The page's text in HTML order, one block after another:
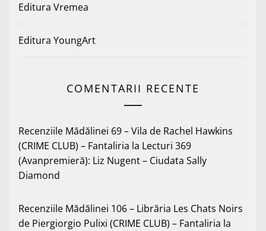
Editura Vremea
Editura YoungArt
COMENTARII RECENTE
Recenziile Mădălinei 69 – Vila de Rachel Hawkins
(CRIME CLUB) – Fantaliria la Lecturi 369
(Avanpremieră): Liz Nugent – Ciudata Sally
Diamond
Recenziile Mădălinei 106 – Librăria Les Chats Noirs
de Piergiorgio Pulixi (CRIME CLUB) – Fantaliria la